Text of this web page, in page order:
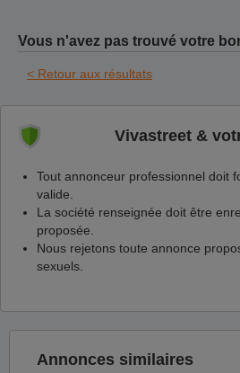
Vous n'avez pas trouvé votre
< Retour aux résultats
Vivastreet &
Tout annonceur professionnel doit
valide.
La société renseignée doit être
proposée.
Nous rejetons toute annonce
sexuels.
Annonces similaires